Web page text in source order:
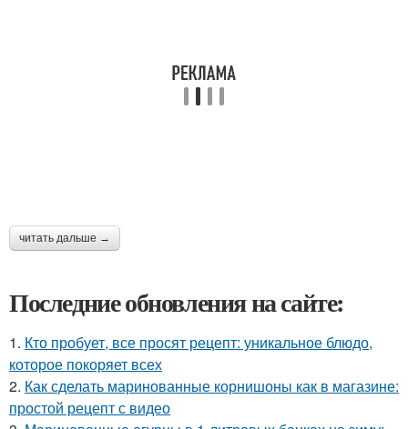
читать дальше →
Последние обновления на сайте:
1. Кто пробует, все просят рецепт: уникальное блюдо,
которое покоряет всех
2. Как сделать маринованные корнишоны как в магазине:
простой рецепт с видео